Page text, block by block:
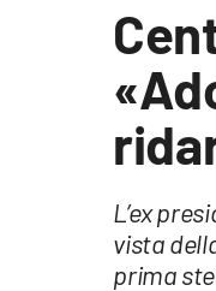
Economia e lavoro
L’ex
vista
prima